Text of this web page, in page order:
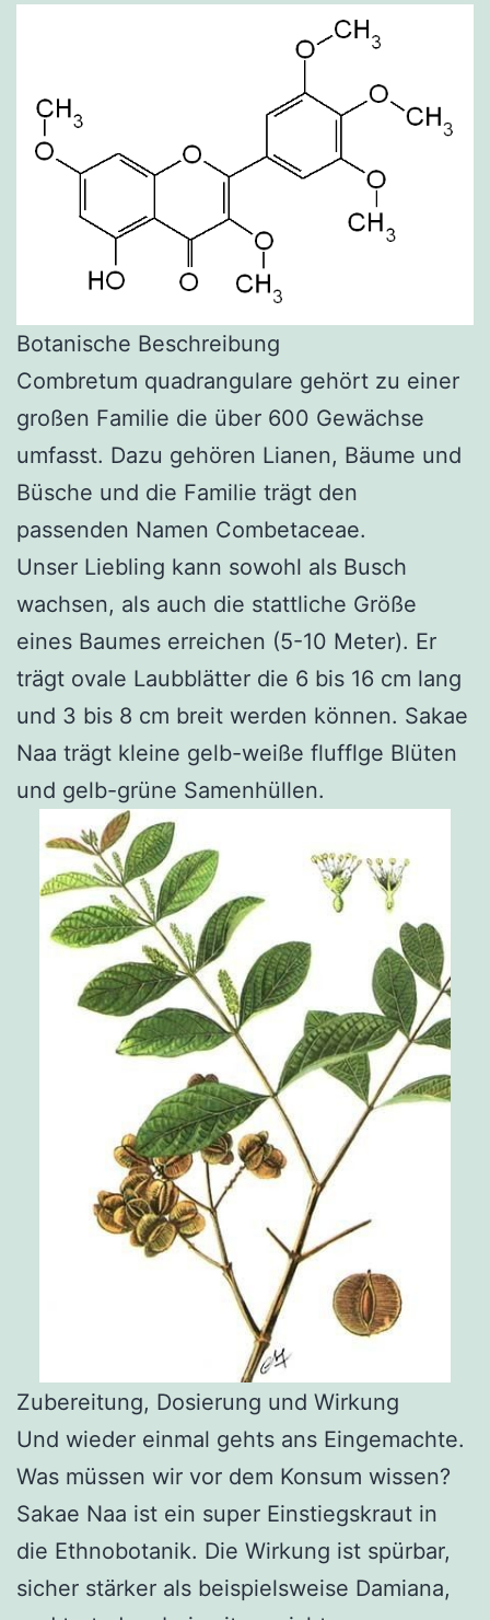
Botanische Beschreibung
Combretum quadrangulare gehört zu einer
großen Familie die über 600 Gewächse
umfasst. Dazu gehören Lianen, Bäume und
Büsche und die Familie trägt den
passenden Namen Combetaceae.
Unser Liebling kann sowohl als Busch
wachsen, als auch die stattliche Größe
eines Baumes erreichen (5-10 Meter). Er
trägt ovale Laubblätter die 6 bis 16 cm lang
und 3 bis 8 cm breit werden können. Sakae
Naa trägt kleine gelb-weiße flufflge Blüten
und gelb-grüne Samenhüllen.
Zubereitung, Dosierung und Wirkung
Und wieder einmal gehts ans Eingemachte.
Was müssen wir vor dem Konsum wissen?
Sakae Naa ist ein super Einstiegskraut in
die Ethnobotanik. Die Wirkung ist spürbar,
sicher stärker als beispielsweise Damiana,